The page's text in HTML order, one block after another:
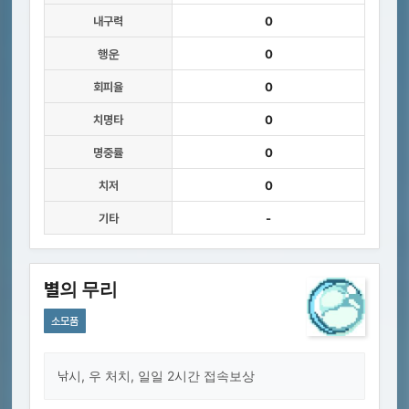
내구력 0
행운 0
회피율 0
치명타 0
명중률 0
치저 0
기타 -
별의 무리
소모품
낚시, 우 처치, 일일 2시간 접속보상